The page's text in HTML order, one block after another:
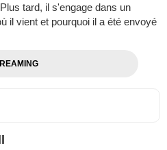
tard, il s'engage dans un
il vient et pourquoi il a été envoyé